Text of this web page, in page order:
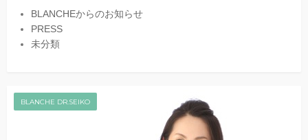
BLANCHEからのお知らせ
PRESS
未分類
BLANCHE DR.SEIKO